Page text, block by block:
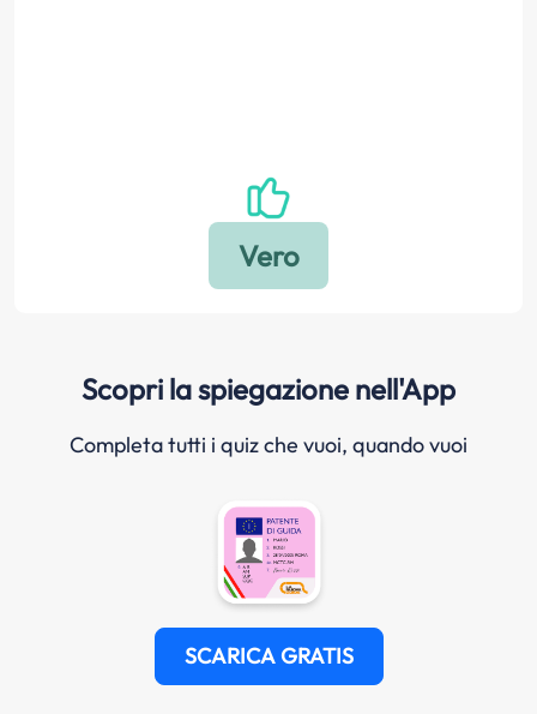
Scopri la spiegazione nell'App
Completa tutti i quiz che vuoi, quando vuoi
SCARICA GRATIS